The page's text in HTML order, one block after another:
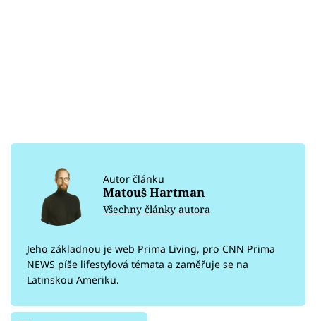
Autor článku
Matouš Hartman
Všechny články autora
Jeho základnou je web Prima Living, pro CNN Prima
NEWS píše lifestylová témata a zaměřuje se na
Latinskou Ameriku.